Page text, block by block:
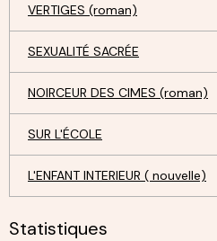
VERTIGES (roman)
SEXUALITÉ SACRÉE
NOIRCEUR DES CIMES (roman)
SUR L'ÉCOLE
L'ENFANT INTERIEUR ( nouvelle)
Statistiques